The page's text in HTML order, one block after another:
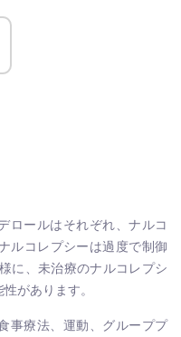
ロールはそれぞれ、ナルコ
ルコレプシーは過度で制御
に、未治療のナルコレプシ
があります。
事療法、運動、グループプ